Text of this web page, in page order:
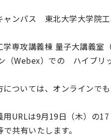
ャンパス 東北大学大学院
専攻講義棟 量子大講義室
（Webex）での ハイブリ
ついては、オンラインで
URLは9月19日（木）の
共有いたします。